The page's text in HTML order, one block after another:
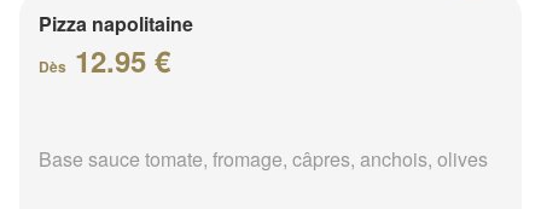
Pizza napolitaine
Dès 12.95 €
Base sauce tomate, fromage, câpres, anchois, olives